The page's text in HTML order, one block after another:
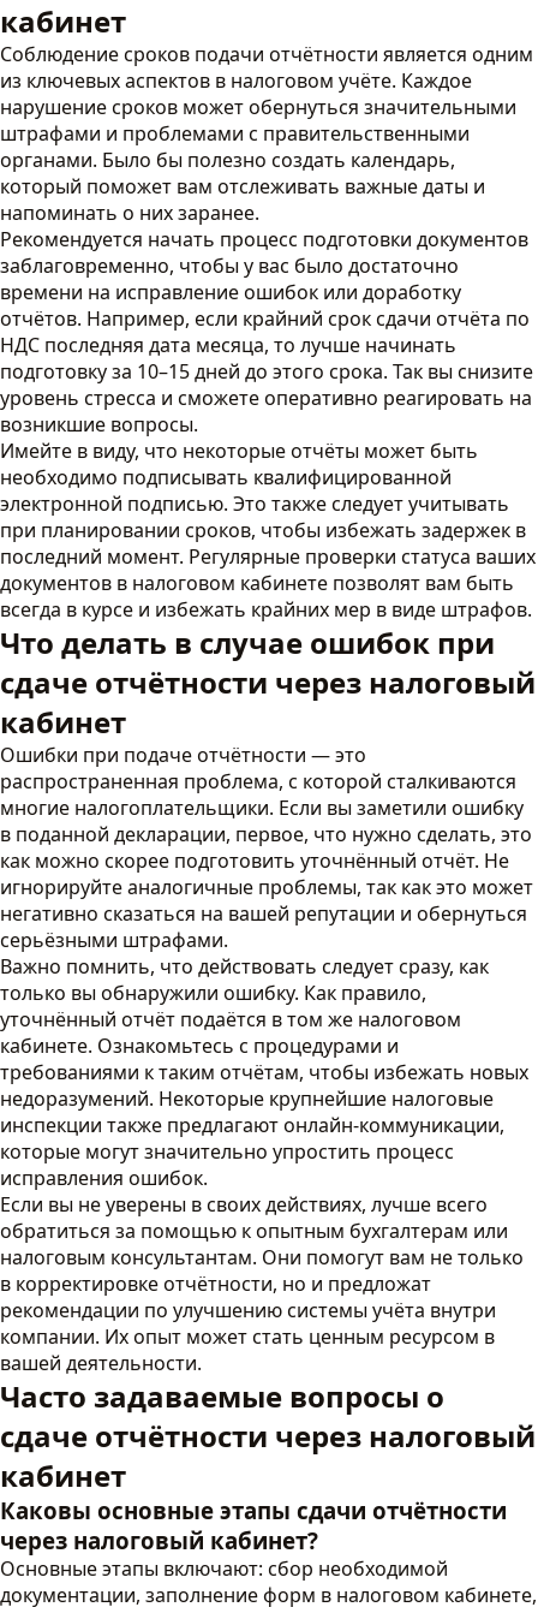
кабинет
Соблюдение сроков подачи отчётности является одним
из ключевых аспектов в налоговом учёте. Каждое
нарушение сроков может обернуться значительными
штрафами и проблемами с правительственными
органами. Было бы полезно создать календарь,
который поможет вам отслеживать важные даты и
напоминать о них заранее.
Рекомендуется начать процесс подготовки документов
заблаговременно, чтобы у вас было достаточно
времени на исправление ошибок или доработку
отчётов. Например, если крайний срок сдачи отчёта по
НДС последняя дата месяца, то лучше начинать
подготовку за 10–15 дней до этого срока. Так вы снизите
уровень стресса и сможете оперативно реагировать на
возникшие вопросы.
Имейте в виду, что некоторые отчёты может быть
необходимо подписывать квалифицированной
электронной подписью. Это также следует учитывать
при планировании сроков, чтобы избежать задержек в
последний момент. Регулярные проверки статуса ваших
документов в налоговом кабинете позволят вам быть
всегда в курсе и избежать крайних мер в виде штрафов.
Что делать в случае ошибок при
сдаче отчётности через налоговый
кабинет
Ошибки при подаче отчётности — это
распространенная проблема, с которой сталкиваются
многие налогоплательщики. Если вы заметили ошибку
в поданной декларации, первое, что нужно сделать, это
как можно скорее подготовить уточнённый отчёт. Не
игнорируйте аналогичные проблемы, так как это может
негативно сказаться на вашей репутации и обернуться
серьёзными штрафами.
Важно помнить, что действовать следует сразу, как
только вы обнаружили ошибку. Как правило,
уточнённый отчёт подаётся в том же налоговом
кабинете. Ознакомьтесь с процедурами и
требованиями к таким отчётам, чтобы избежать новых
недоразумений. Некоторые крупнейшие налоговые
инспекции также предлагают онлайн-коммуникации,
которые могут значительно упростить процесс
исправления ошибок.
Если вы не уверены в своих действиях, лучше всего
обратиться за помощью к опытным бухгалтерам или
налоговым консультантам. Они помогут вам не только
в корректировке отчётности, но и предложат
рекомендации по улучшению системы учёта внутри
компании. Их опыт может стать ценным ресурсом в
вашей деятельности.
Часто задаваемые вопросы о
сдаче отчётности через налоговый
кабинет
Каковы основные этапы сдачи отчётности
через налоговый кабинет?
Основные этапы включают: сбор необходимой
документации, заполнение форм в налоговом кабинете,